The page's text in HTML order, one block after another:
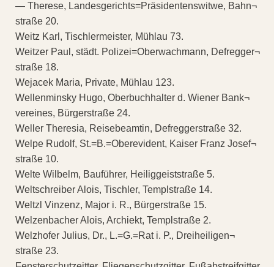
— Therese, Landesgerichts=Präsidentenswitwe, Bahn¬
straße 20.
Weitz Karl, Tischlermeister, Mühlau 73.
Weitzer Paul, städt. Polizei=Oberwachmann, Defregger¬
straße 18.
Wejacek Maria, Private, Mühlau 123.
Wellenminsky Hugo, Oberbuchhalter d. Wiener Bank¬
vereines, Bürgerstraße 24.
Weller Theresia, Reisebeamtin, Defreggerstraße 32.
Welpe Rudolf, St.=B.=Oberevident, Kaiser Franz Josef¬
straße 10.
Welte Wilbelm, Bauführer, Heiliggeiststraße 5.
Weltschreiber Alois, Tischler, Templstraße 14.
Weltzl Vinzenz, Major i. R., Bürgerstraße 15.
Welzenbacher Alois, Archiekt, Templstraße 2.
Welzhofer Julius, Dr., L.=G.=Rat i. P., Dreiheiligen¬
straße 23.